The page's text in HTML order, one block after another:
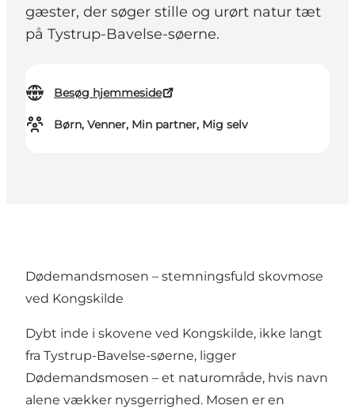
gæster, der søger stille og urørt natur tæt
på Tystrup-Bavelse-søerne.
Besøg hjemmeside
Børn, Venner, Min partner, Mig selv
Dødemandsmosen – stemningsfuld skovmose
ved Kongskilde
Dybt inde i skovene ved Kongskilde, ikke langt
fra Tystrup-Bavelse-søerne, ligger
Dødemandsmosen – et naturområde, hvis navn
alene vækker nysgerrighed. Mosen er en